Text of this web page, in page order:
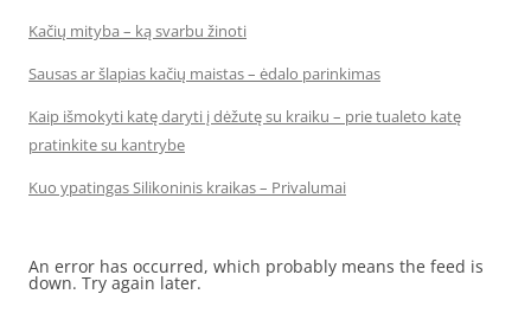
Kačių mityba – ką svarbu žinoti
Sausas ar šlapias kačių maistas – ėdalo parinkimas
Kaip išmokyti katę daryti į dėžutę su kraiku – prie tualeto katę
pratinkite su kantrybe
Kuo ypatingas Silikoninis kraikas – Privalumai
An error has occurred, which probably means the feed is
down. Try again later.